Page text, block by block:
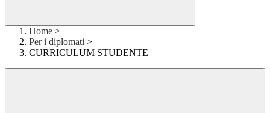
Home >
Per i diplomati >
CURRICULUM STUDENTE